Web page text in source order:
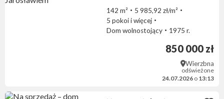
142 m²
5 985,92 zł/m²
5 pokoi i więcej
Dom wolnostojący
1975 r.
850 000 zł
Wierzbna
odświeżone
24.07.2026 o 13:13